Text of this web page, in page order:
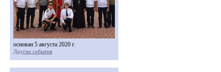
основан 5 августа 2020 г.
Другие события